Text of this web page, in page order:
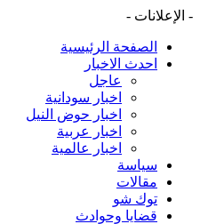
- الإعلانات -
الصفحة الرئيسية
احدث الاخبار
عاجل
اخبار سودانية
اخبار حوض النيل
اخبار عربية
اخبار عالمية
سياسة
مقالات
توك شو
قضايا وحوادث